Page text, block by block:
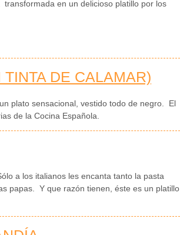
en un delicioso platillo por los
DE CALAMAR)
plato sensacional, vestido todo de negro. El
de la Cocina Española.
a los italianos les encanta tanto la pasta
papas. Y que razón tienen, éste es un platillo